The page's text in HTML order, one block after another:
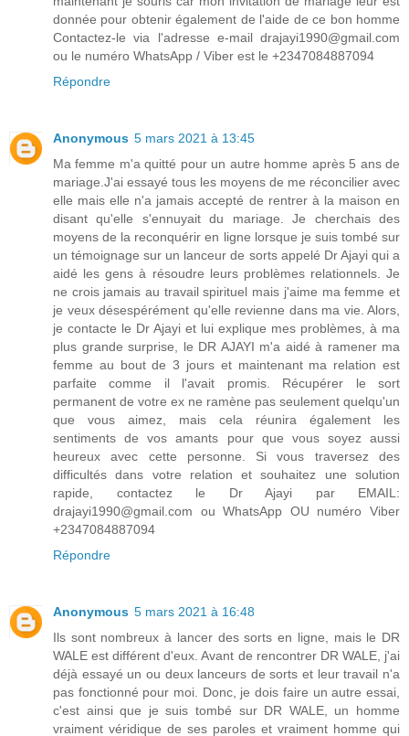
donnée pour obtenir également de l'aide de ce bon homme
Contactez-le via l'adresse e-mail drajayi1990@gmail.com
ou le numéro WhatsApp / Viber est le +2347084887094
Répondre
Anonymous 5 mars 2021 à 13:45
Ma femme m'a quitté pour un autre homme après 5 ans de
mariage.J'ai essayé tous les moyens de me réconcilier avec
elle mais elle n'a jamais accepté de rentrer à la maison en
disant qu'elle s'ennuyait du mariage. Je cherchais des
moyens de la reconquérir en ligne lorsque je suis tombé sur
un témoignage sur un lanceur de sorts appelé Dr Ajayi qui a
aidé les gens à résoudre leurs problèmes relationnels. Je
ne crois jamais au travail spirituel mais j'aime ma femme et
je veux désespérément qu'elle revienne dans ma vie. Alors,
je contacte le Dr Ajayi et lui explique mes problèmes, à ma
plus grande surprise, le DR AJAYI m'a aidé à ramener ma
femme au bout de 3 jours et maintenant ma relation est
parfaite comme il l'avait promis. Récupérer le sort
permanent de votre ex ne ramène pas seulement quelqu'un
que vous aimez, mais cela réunira également les
sentiments de vos amants pour que vous soyez aussi
heureux avec cette personne. Si vous traversez des
difficultés dans votre relation et souhaitez une solution
rapide, contactez le Dr Ajayi par EMAIL:
drajayi1990@gmail.com ou WhatsApp OU numéro Viber
+2347084887094
Répondre
Anonymous 5 mars 2021 à 16:48
Ils sont nombreux à lancer des sorts en ligne, mais le DR
WALE est différent d'eux. Avant de rencontrer DR WALE, j'ai
déjà essayé un ou deux lanceurs de sorts et leur travail n'a
pas fonctionné pour moi. Donc, je dois faire un autre essai,
c'est ainsi que je suis tombé sur DR WALE, un homme
vraiment véridique de ses paroles et vraiment homme qui